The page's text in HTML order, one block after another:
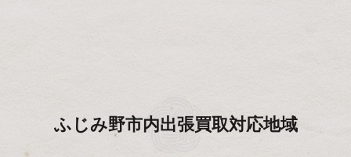
ふじみ野市内出張買取対応地域